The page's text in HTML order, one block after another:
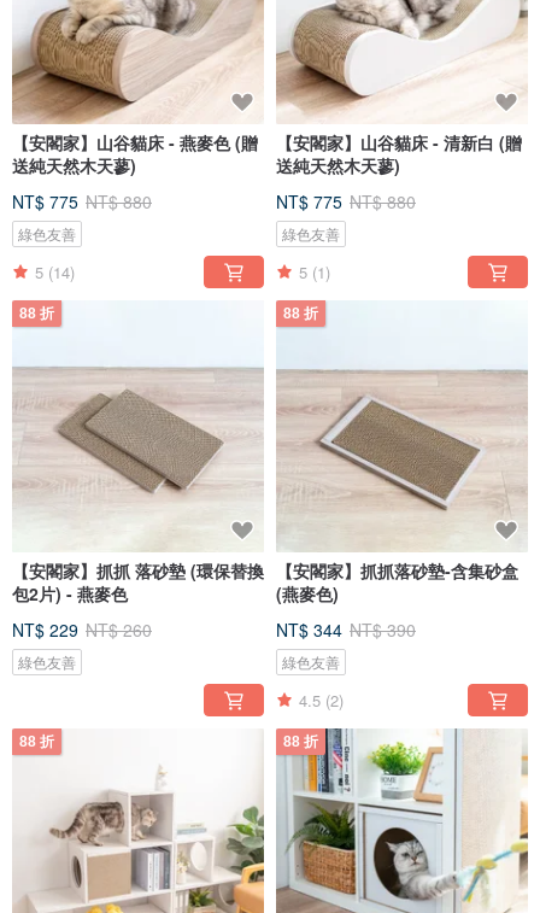
【安閣家】山谷貓床 - 燕麥色 (贈
送純天然木天蓼)
NT$ 775 NT$ 880
綠色友善
5 (14)
【安閣家】山谷貓床 - 清新白 (贈
送純天然木天蓼)
NT$ 775 NT$ 880
綠色友善
5 (1)
88 折
【安閣家】抓抓 落砂墊 (環保替換
包2片) - 燕麥色
NT$ 229 NT$ 260
綠色友善
88 折
【安閣家】抓抓落砂墊-含集砂盒
(燕麥色)
NT$ 344 NT$ 390
綠色友善
4.5 (2)
88 折 88 折